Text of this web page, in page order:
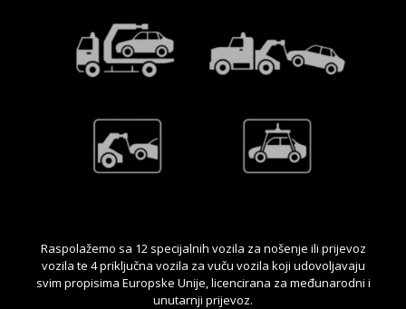
Raspolažemo sa 12 specijalnih vozila za nošenje ili prijevoz
vozila te 4 priključna vozila za vuču vozila koji udovoljavaju
svim propisima Europske Unije, licencirana za međunarodni i
unutarnji prijevoz.